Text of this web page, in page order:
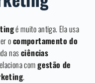
é muito antiga. Ela usa
ocomportamento do
nasciências
comgestão de
.